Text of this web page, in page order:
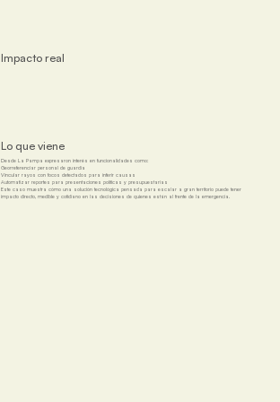
Impacto real
Lo que viene
Desde La Pampa expresaron interés en funcionalidades como:
Georreferenciar personal de guardia
Vincular rayos con focos detectados para inferir causas
Automatizar reportes para presentaciones políticas y presupuestarias
Este caso muestra cómo una solución tecnológica pensada para escalar a gran territorio puede tener
impacto directo, medible y cotidiano en las decisiones de quienes están al frente de la emergencia.